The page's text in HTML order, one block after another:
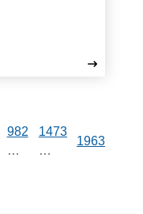
982
…
1473
…
1963